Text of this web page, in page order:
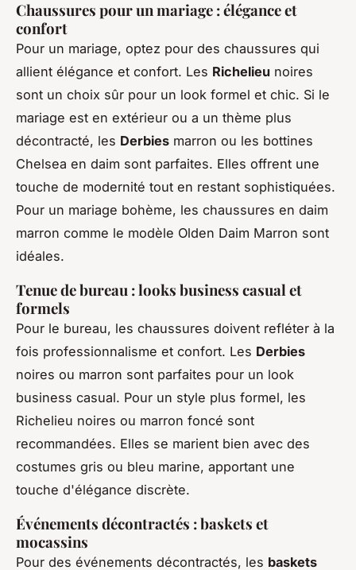
Chaussures pour un mariage : élégance et
confort
Pour un mariage, optez pour des chaussures qui
allient élégance et confort. Les Richelieu noires
sont un choix sûr pour un look formel et chic. Si le
mariage est en extérieur ou a un thème plus
décontracté, les Derbies marron ou les bottines
Chelsea en daim sont parfaites. Elles offrent une
touche de modernité tout en restant sophistiquées.
Pour un mariage bohème, les chaussures en daim
marron comme le modèle Olden Daim Marron sont
idéales.
Tenue de bureau : looks business casual et
formels
Pour le bureau, les chaussures doivent refléter à la
fois professionnalisme et confort. Les Derbies
noires ou marron sont parfaites pour un look
business casual. Pour un style plus formel, les
Richelieu noires ou marron foncé sont
recommandées. Elles se marient bien avec des
costumes gris ou bleu marine, apportant une
touche d'élégance discrète.
Événements décontractés : baskets et
mocassins
Pour des événements décontractés, les baskets